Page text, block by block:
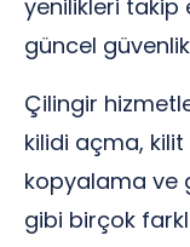
yenilikleri takip
güncel
Çilingir
kilidi açma,
kopyalama ve
gibi birçok